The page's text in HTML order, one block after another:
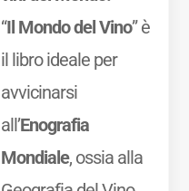
“Il Mondo del Vino” è
il libro ideale per
avvicinarsi
all’Enografia
Mondiale, ossia alla